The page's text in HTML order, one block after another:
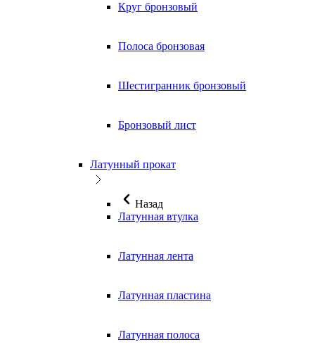
Круг бронзовый
Полоса бронзовая
Шестигранник бронзовый
Бронзовый лист
Латунный прокат
Назад
Латунная втулка
Латунная лента
Латунная пластина
Латунная полоса